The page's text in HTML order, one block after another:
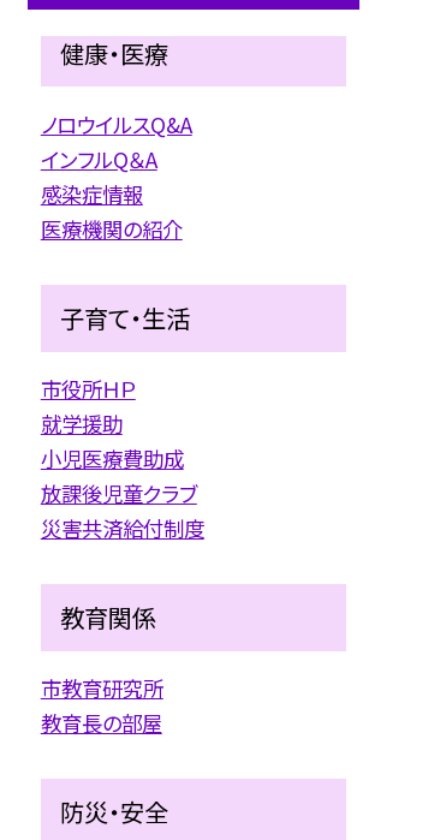
健康・医療
ノロウイルスQ&A
インフルQ＆A
感染症情報
医療機関の紹介
子育て・生活
市役所ＨＰ
就学援助
小児医療費助成
放課後児童クラブ
災害共済給付制度
教育関係
市教育研究所
教育長の部屋
防災・安全